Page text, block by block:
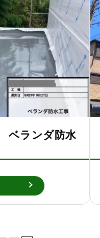
ランダ防水